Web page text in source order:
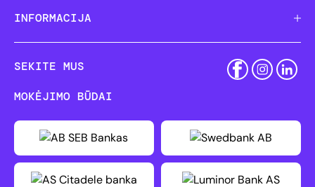
INFORMACIJA
SEKITE MUS
MOKĖJIMO BŪDAI